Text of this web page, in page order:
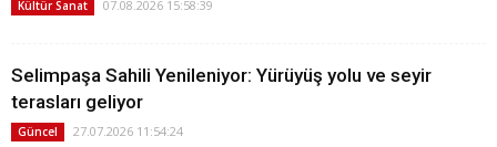
Kültür Sanat 07.08.2026 15:58:39
Selimpaşa Sahili Yenileniyor: Yürüyüş yolu ve seyir
terasları geliyor
Güncel 27.07.2026 11:54:24